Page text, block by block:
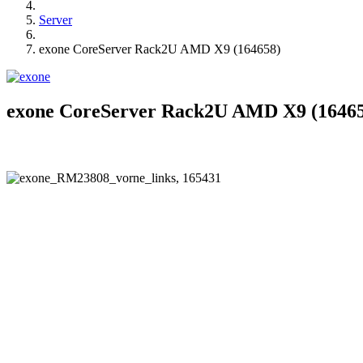
Server
exone CoreServer Rack2U AMD X9 (164658)
exone CoreServer Rack2U AMD X9